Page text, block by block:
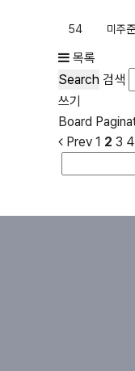
54 미주
목록
Search 검색
쓰기
Board
Prev 1 2 3 4